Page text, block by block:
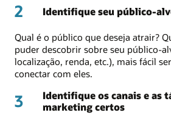
2 Identifique seu público-
Qual é o público que deseja atrair?
puder descobrir sobre seu público-
localização, renda, etc.), mais fácil
conectar com eles.
3
Identifique os canais e as
marketing certos